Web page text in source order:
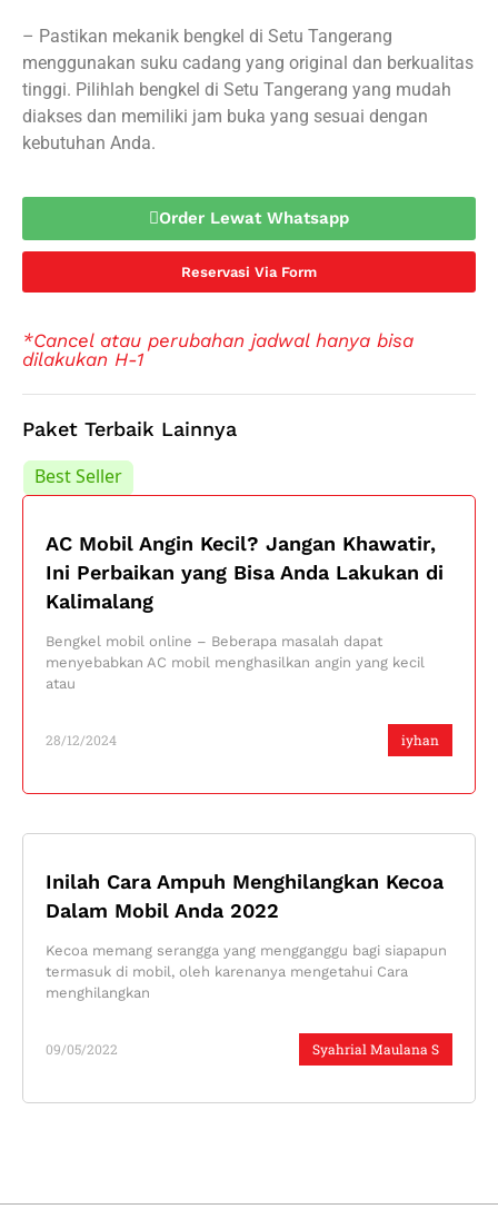
– Pastikan mekanik bengkel di Setu Tangerang
menggunakan suku cadang yang original dan berkualitas
tinggi. Pilihlah bengkel di Setu Tangerang yang mudah
diakses dan memiliki jam buka yang sesuai dengan
kebutuhan Anda.
Order Lewat Whatsapp
Reservasi Via Form
*Cancel atau perubahan jadwal hanya bisa
dilakukan H-1
Paket Terbaik Lainnya
Best Seller
AC Mobil Angin Kecil? Jangan Khawatir,
Ini Perbaikan yang Bisa Anda Lakukan di
Kalimalang
iyhan
28/12/2024
Bengkel mobil online – Beberapa masalah dapat
menyebabkan AC mobil menghasilkan angin yang kecil
atau
Best Seller
Inilah Cara Ampuh Menghilangkan Kecoa
Dalam Mobil Anda 2022
Syahrial Maulana S
09/05/2022
Kecoa memang serangga yang mengganggu bagi siapapun
termasuk di mobil, oleh karenanya mengetahui Cara
menghilangkan